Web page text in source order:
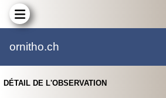
ornitho.ch
DÉTAIL DE L'OBSERVATION